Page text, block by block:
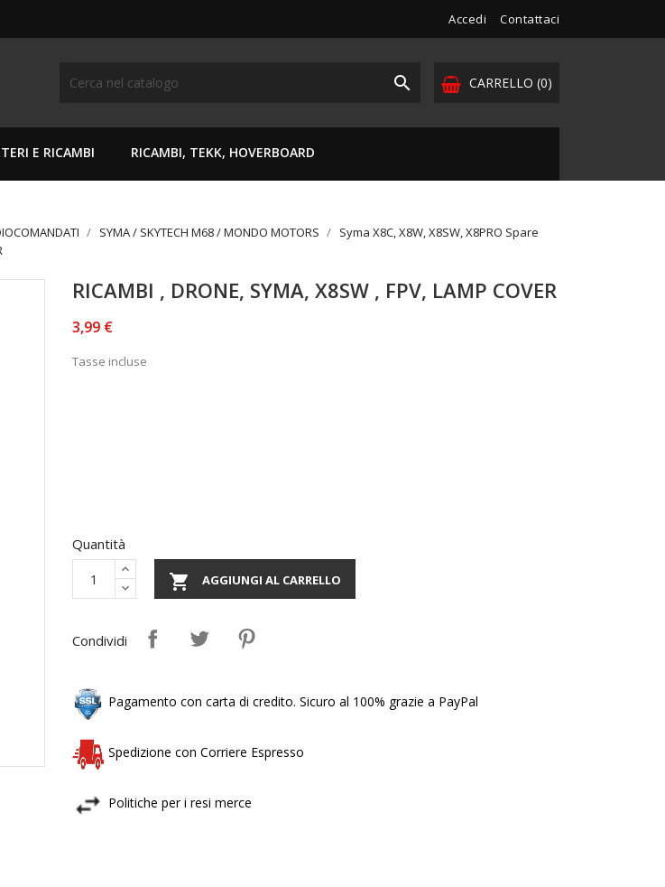
Accedi Contattaci
CARRELLO (0)

E RICAMBI RICAMBI, TEKK, HOVERBOARD
SYMA / SKYTECH M68 / MONDO MOTORS
Syma X8C, X8W, X8SW, X8PRO Spare
RICAMBI , DRONE, SYMA, X8SW , FPV, LAMP COVER
3,99 €
Tasse incluse
Quantità
 AGGIUNGI AL CARRELLO
Condividi
Pagamento con carta di credito. Sicuro al 100% grazie a PayPal
Spedizione con Corriere Espresso
Politiche per i resi merce